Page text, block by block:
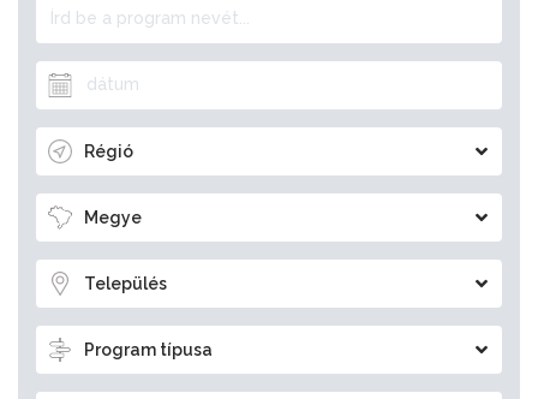
Régió
Megye
Település
Program típusa